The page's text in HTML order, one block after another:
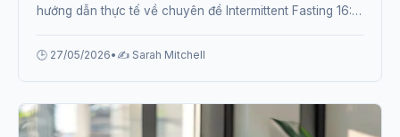
hướng dẫn thực tế về chuyên đề Intermittent Fasting 16:8
🕒 27/05/2026• ✍️ Sarah Mitchell